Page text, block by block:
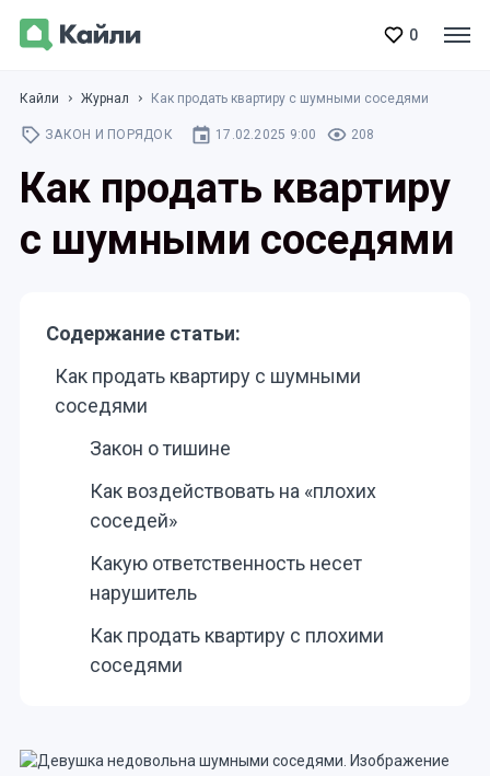
0
Кайли Журнал Как продать квартиру с шумными соседями
ЗАКОН И ПОРЯДОК 17.02.2025 9:00 208
Как продать квартиру
с шумными соседями
Содержание статьи:
Как продать квартиру с шумными
соседями
Закон о тишине
Как воздействовать на «плохих
соседей»
Какую ответственность несет
нарушитель
Как продать квартиру с плохими
соседями